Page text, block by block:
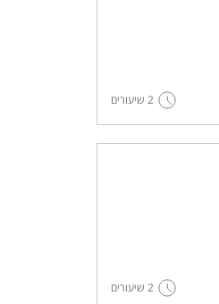
2 שיעורים
2 שיעורים